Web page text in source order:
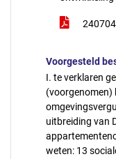
Voorgesteld
I. te verklaren
(voorgenomen)
uitbreiding van
weten: 13